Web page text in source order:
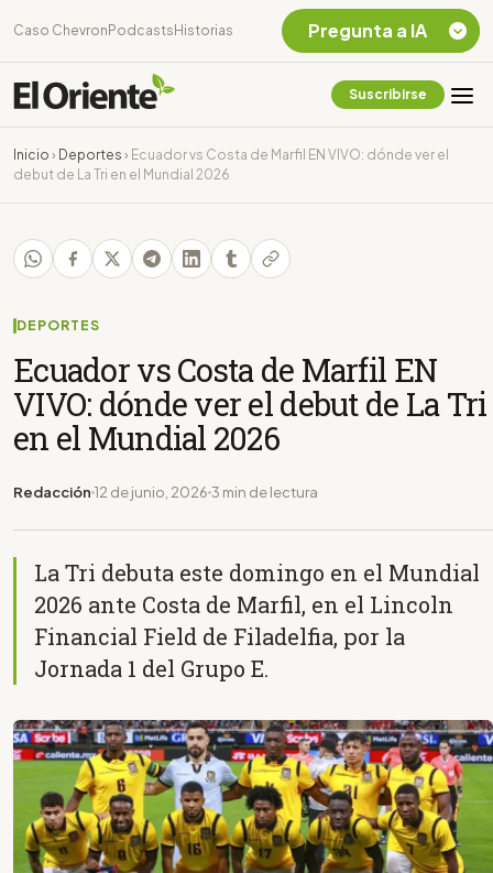
Caso Chevron Podcasts Historias
Suscribirse
Inicio › Deportes › Ecuador vs Costa de Marfil EN VIVO: dónde ver el
debut de La Tri en el Mundial 2026
DEPORTES
Ecuador vs Costa de Marfil EN
VIVO: dónde ver el debut de La Tri
en el Mundial 2026
Redacción 12 de junio, 2026 3 min de lectura
La Tri debuta este domingo en el Mundial
2026 ante Costa de Marfil, en el Lincoln
Financial Field de Filadelfia, por la
Jornada 1 del Grupo E.
Pregunta a IA
Chevron Ecuador